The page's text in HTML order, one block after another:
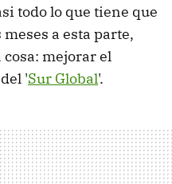
todo lo que tiene que
a esta parte,
cosa: mejorar el
'Sur Global'.